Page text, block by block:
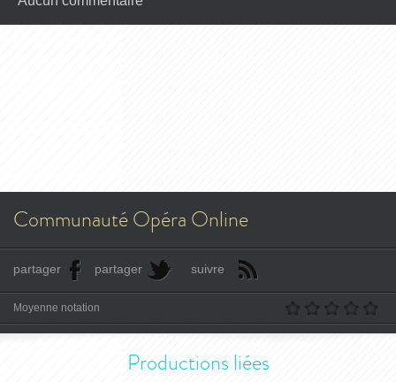
Communauté Opéra Online
partager partager suivre
Moyenne notation
Productions liées